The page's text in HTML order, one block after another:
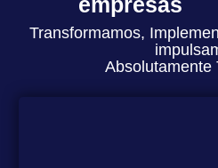
Transformamos,
Absolutamente